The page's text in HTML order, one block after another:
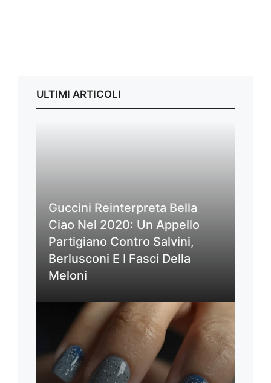
ULTIMI ARTICOLI
Guccini Reinterpreta Bella
Ciao Nel 2020: Un Appello
Partigiano Contro Salvini,
Berlusconi E I Fasci Della
Meloni